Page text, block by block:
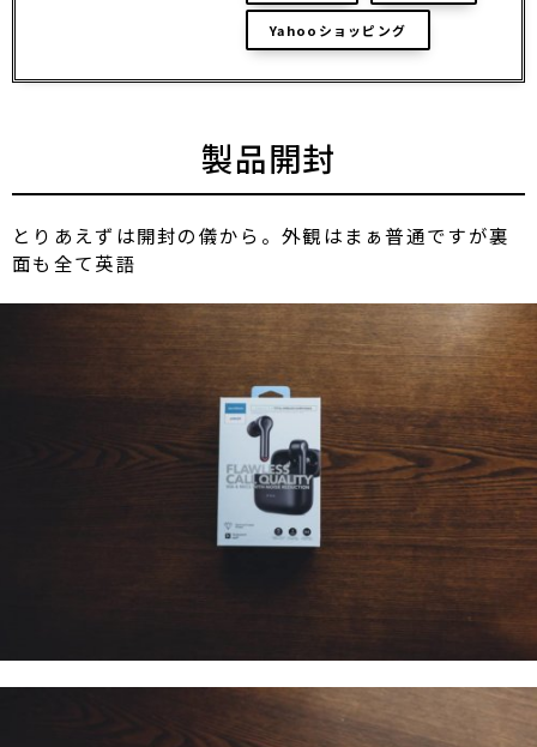
Yahooショッピング
製品開封
とりあえずは開封の儀から。外観はまぁ普通ですが裏
面も全て英語